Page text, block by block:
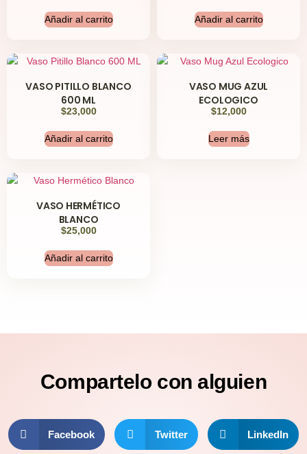
Añadir al carrito Añadir al carrito
VASO PITILLO BLANCO
600 ML
$23,000
Añadir al carrito
VASO MUG AZUL
ECOLOGICO
$12,000
Leer más
VASO HERMÉTICO
BLANCO
$25,000
Añadir al carrito
Compartelo con alguien
Facebook Twitter LinkedIn